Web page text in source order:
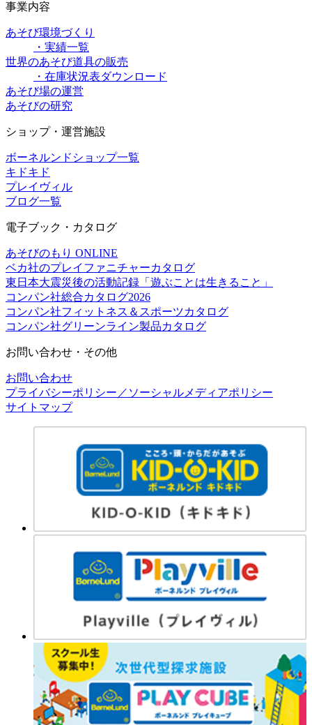
事業内容
あそび環境づくり
・実績一覧
世界のあそび道具の販売
・在庫状況表ダウンロード
あそび場の運営
あそびの研究
ショップ・運営施設
ボーネルンドショップ一覧
キドキド
プレイヴィル
ブログ一覧
電子ブック・カタログ
あそびのもり ONLINE
ベカ社のプレイファニチャーカタログ
東日本大震災後の活動記録「遊ぶことは生きること」
コンパン社総合カタログ2026
コンパン社フィットネス＆スポーツカタログ
コンパン社グリーンライン製品カタログ
お問い合わせ・その他
お問い合わせ
プライバシーポリシー／ソーシャルメディアポリシー
サイトマップ